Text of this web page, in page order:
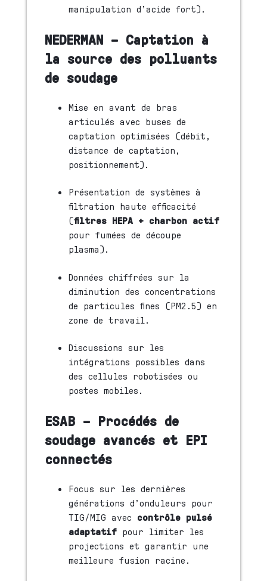
manipulation d’acide fort).
NEDERMAN – Captation à
la source des polluants
de soudage
Mise en avant de bras
articulés avec buses de
captation optimisées (débit,
distance de captation,
positionnement).
Présentation de systèmes à
filtration haute efficacité
(filtres HEPA + charbon actif
pour fumées de découpe
plasma).
Données chiffrées sur la
diminution des concentrations
de particules fines (PM2.5) en
zone de travail.
Discussions sur les
intégrations possibles dans
des cellules robotisées ou
postes mobiles.
ESAB – Procédés de
soudage avancés et EPI
connectés
Focus sur les dernières
générations d’onduleurs pour
TIG/MIG avec contrôle pulsé
adaptatifpour limiter les
projections et garantir une
meilleure fusion racine.